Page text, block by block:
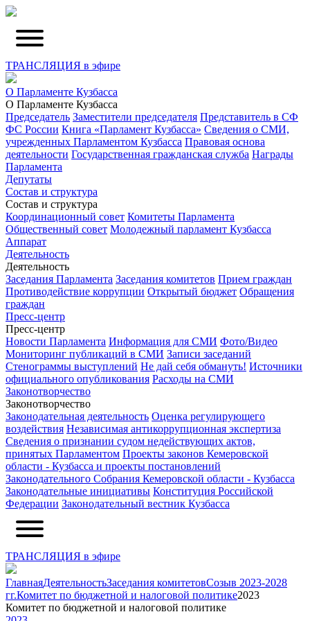
ТРАНСЛЯЦИЯ в эфире
О Парламенте Кузбасса
О Парламенте Кузбасса
Председатель Заместители председателя Представитель в СФ
ФС России Книга «Парламент Кузбасса» Сведения о СМИ,
учрежденных Парламентом Кузбасса Правовая основа
деятельности Государственная гражданская служба Награды
Парламента
Депутаты
Состав и структура
Состав и структура
Координационный совет Комитеты Парламента
Общественный совет Молодежный парламент Кузбасса
Аппарат
Деятельность
Деятельность
Заседания Парламента Заседания комитетов Прием граждан
Противодействие коррупции Открытый бюджет Обращения
граждан
Пресс-центр
Пресс-центр
Новости Парламента Информация для СМИ Фото/Видео
Мониторинг публикаций в СМИ Записи заседаний
Стенограммы выступлений Не дай себя обмануть! Источники
официального опубликования Расходы на СМИ
Законотворчество
Законотворчество
Законодательная деятельность Оценка регулирующего
воздействия Независимая антикоррупционная экспертиза
Сведения о признании судом недействующих актов,
принятых Парламентом Проекты законов Кемеровской
области - Кузбасса и проекты постановлений
Законодательного Собрания Кемеровской области - Кузбасса
Законодательные инициативы Конституция Российской
Федерации Законодательный вестник Кузбасса
ТРАНСЛЯЦИЯ в эфире
ГлавнаяДеятельностьЗаседания комитетовСозыв 2023-2028
гг.Комитет по бюджетной и налоговой политике2023
Комитет по бюджетной и налоговой политике